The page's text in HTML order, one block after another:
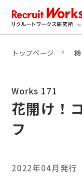
トップページ
Works 171
花開け！
フ
2022年04月発行